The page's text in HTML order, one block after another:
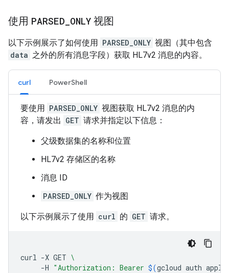
使用 PARSED ONLY 视图
以下示例展示了如何使用 PARSED_ONLY 视图（其中包含
data 之外的所有消息字段）获取 HL7v2 消息的内容。
curl PowerShell
要使用 PARSED_ONLY 视图获取 HL7v2 消息的内
容，请发出 GET 请求并指定以下信息：
父级数据集的名称和位置
HL7v2 存储区的名称
消息 ID
PARSED_ONLY 作为视图
以下示例展示了使用 curl 的 GET 请求。
curl -X GET \
-H "Authorization: Bearer $(gcloud auth